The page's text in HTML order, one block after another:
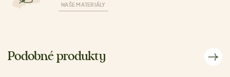
NAŠE MATERIÁLY
Podobné produkty